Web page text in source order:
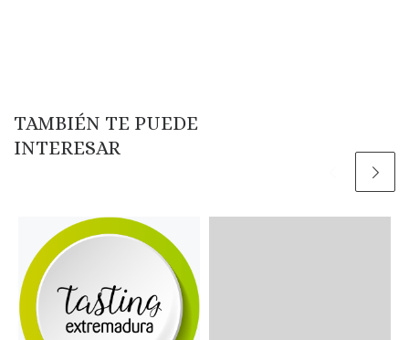
TAMBIÉN TE PUEDE
INTERESAR